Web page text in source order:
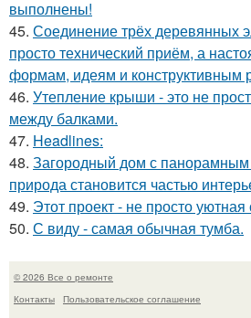
выполнены!
45. Соединение трёх деревянных
просто технический приём, а
формам, идеям и конструктивным
46. Утепление крыши - это не
между балками.
47. Headlines:
48. Загородный дом с панорамным
природа становится частью
49. Этот проект - не просто уютная
50. С виду - самая обычная тумба.
© 2026 Все о ремонте
Контакты
Пользовательское соглашение